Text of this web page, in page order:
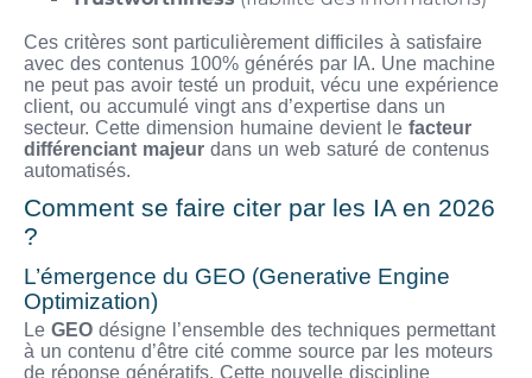
Ces critères sont particulièrement difficiles à satisfaire
avec des contenus 100% générés par IA. Une machine
ne peut pas avoir testé un produit, vécu une expérience
client, ou accumulé vingt ans d’expertise dans un
secteur. Cette dimension humaine devient le facteur
différenciant majeur dans un web saturé de contenus
automatisés.
Comment se faire citer par les IA en 2026
?
L’émergence du GEO (Generative Engine
Optimization)
Le GEO désigne l’ensemble des techniques permettant
à un contenu d’être cité comme source par les moteurs
de réponse génératifs. Cette nouvelle discipline